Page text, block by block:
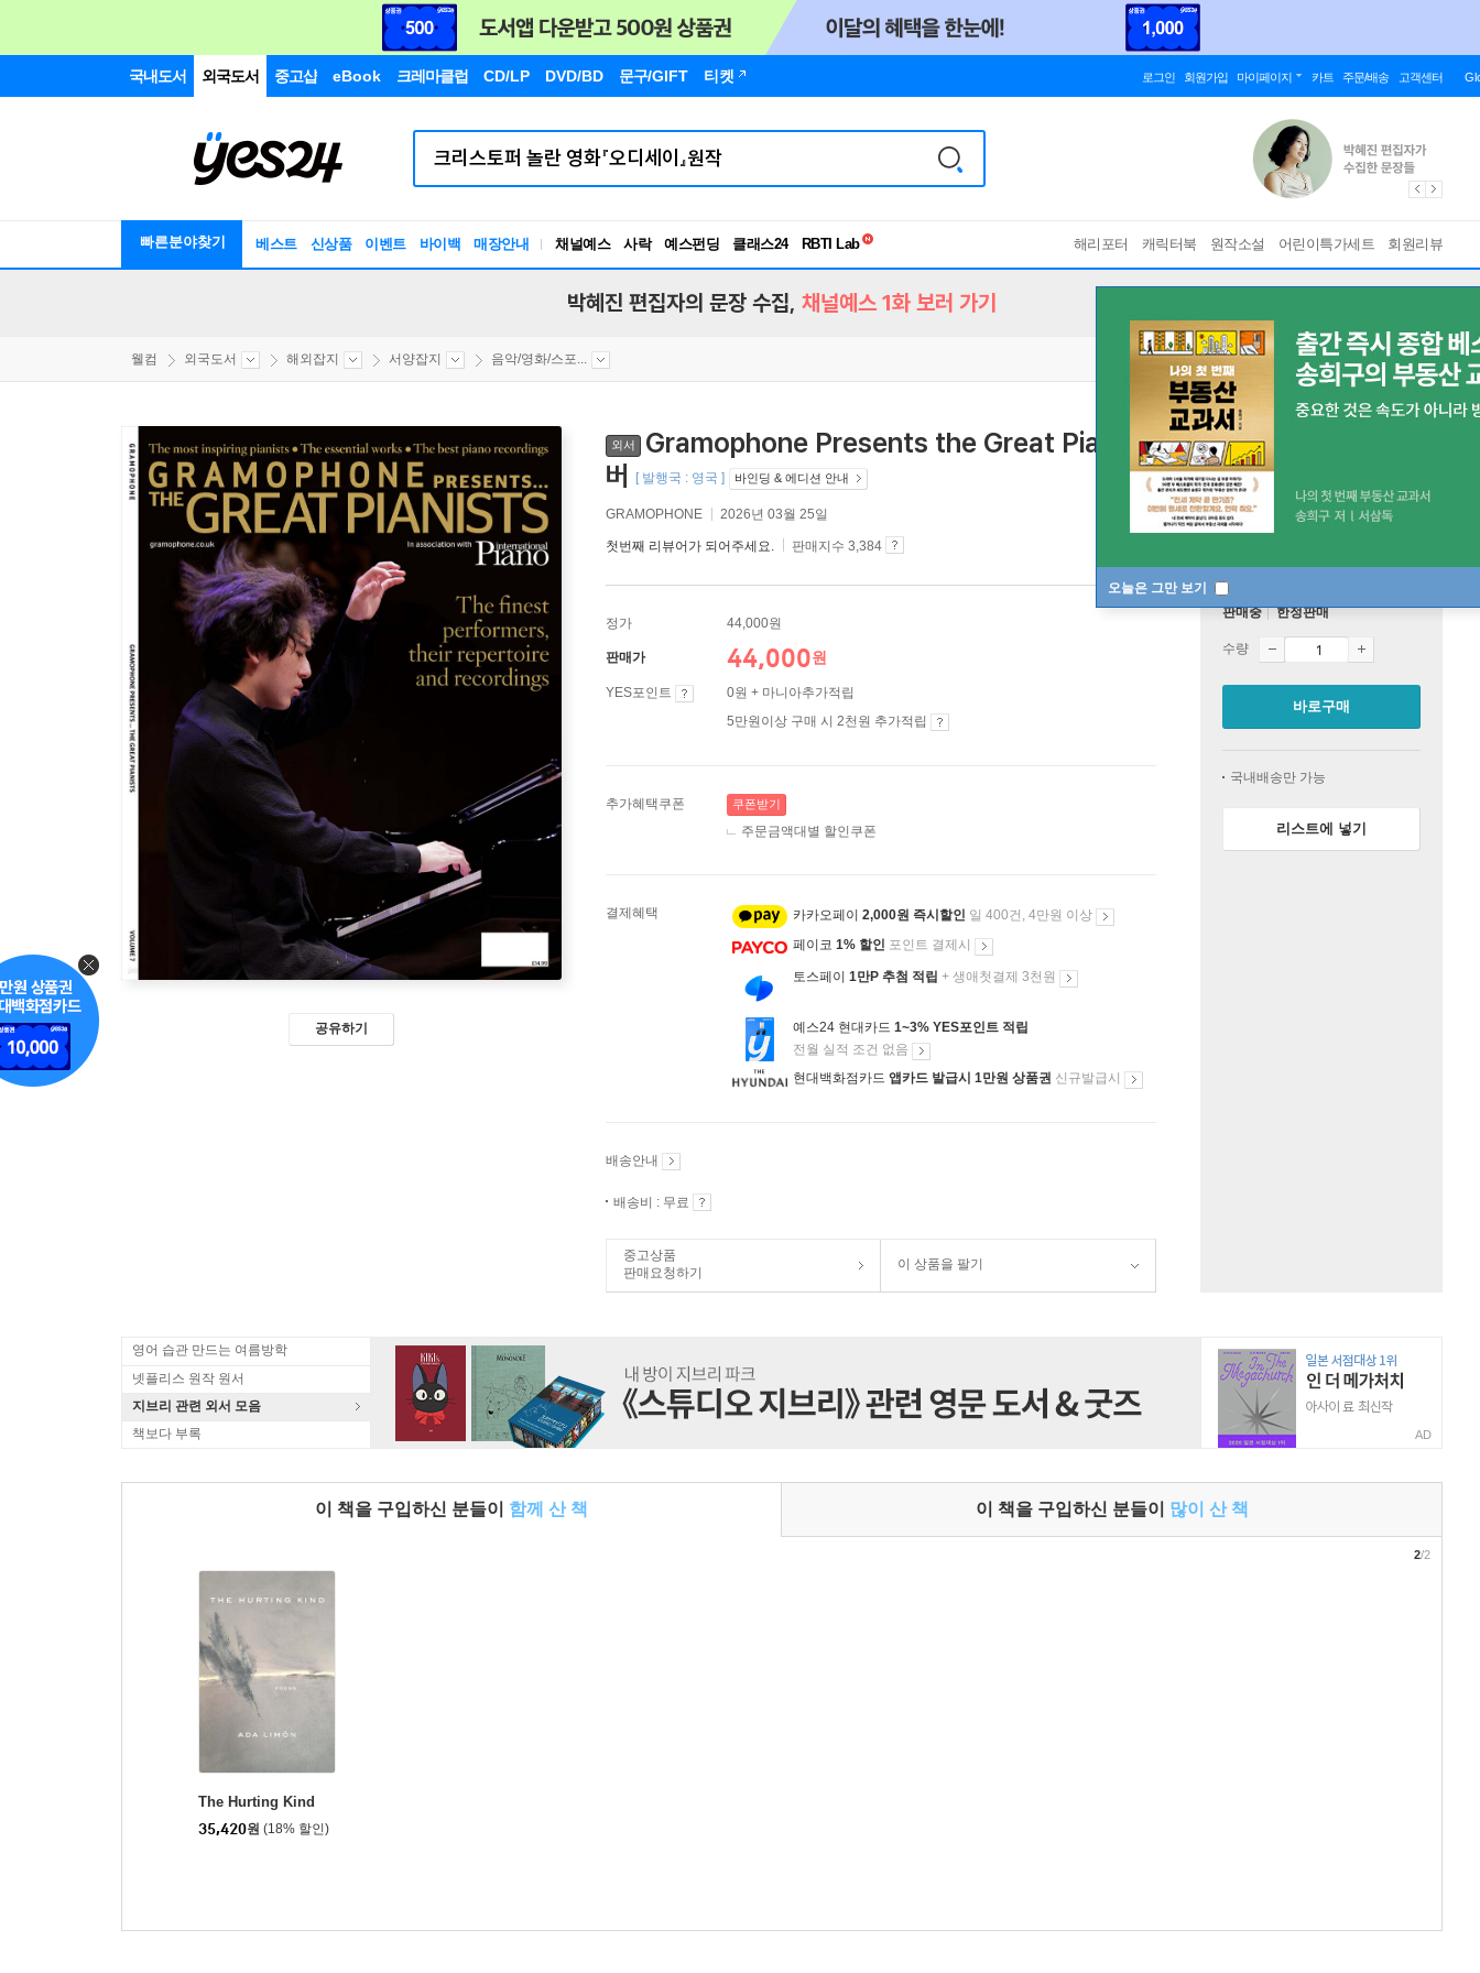
국내도서 외국도서 중고샵 eBook 크레마클럽 CD/LP DVD/BD 문구/GIFT 티켓 로그인 회원가입 마이페이지 카트 주문/배송 고객센터
빠른분야찾기 베스트 신상품 이벤트 바이백 매장안내 채널예스 사락 예스펀딩 클래스24
독서유형검사
해리포터 캐릭터북 원작소설 어린이특가세트 회원리뷰
오늘은 그만 보기
박혜진 편집자의 문장 수집, 채널예스 1화 보러 가기
웰컴 외국도서 해외잡지 서양잡지 음악/영화/스포...
공유하기
외서
Gramophone Presents the Great Pianists 2026년 Vol.7 임윤찬 커
버
[ 발행국 : 영국 ] 바인딩 & 에디션 안내
GRAMOPHONE 2026년 03월 25일
첫번째 리뷰어가 되어주세요. 판매지수 3,384
정가 44,000원
판매가 44,000원
YES포인트
0원 + 마니아추가적립
5만원이상 구매 시 2천원 추가적립
추가혜택쿠폰 쿠폰받기
주문금액대별 할인쿠폰
결제혜택 카카오페이 2,000원 즉시할인 일 400건, 4만원 이상
페이코 1% 할인 포인트 결제시
토스페이 1만P 추첨 적립 + 생애첫결제 3천원
예스24 현대카드 1~3% YES포인트 적립
전월 실적 조건 없음
현대백화점카드 앱카드 발급시 1만원 상품권 신규발급시
배송안내
배송비 : 무료
중고상품
판매요청하기
이 상품을 팔기
판매중 한정판매
수량
바로구매
국내배송만 가능
리스트에 넣기
영어 습관 만드는 여름방학
넷플리스 원작 원서
지브리 관련 외서 모음
책보다 부록
AD
이 책을 구입하신 분들이 함께 산 책 이 책을 구입하신 분들이 많이 산 책
The Hurting Kind
35,420원 (18% 할인)
2/2